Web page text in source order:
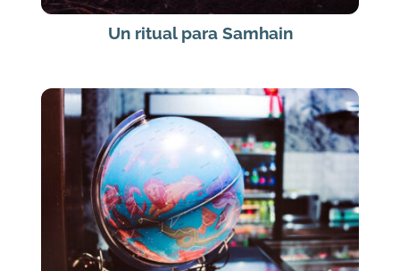
Un ritual para Samhain